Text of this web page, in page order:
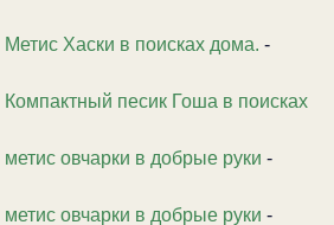
Метис Хаски в поисках дома. -
Компактный песик Гоша в поисках
метис овчарки в добрые руки -
метис овчарки в добрые руки -